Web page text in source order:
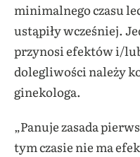
minimalnego czasu
ustąpiły wcześniej.
przynosi efektów i/
dolegliwości należy
ginekologa.
„Panuje zasada
tym czasie nie ma